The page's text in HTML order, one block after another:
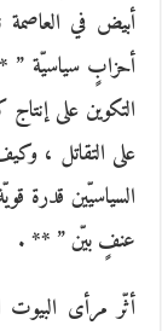
أبيض في العاصمة
أحزابٍ سياسيّة ”
التكوين على
على التقاتل ،
السياسيّين قدرة
عنفٍ بيّن ” ** .
أثّر مرأى البيوت